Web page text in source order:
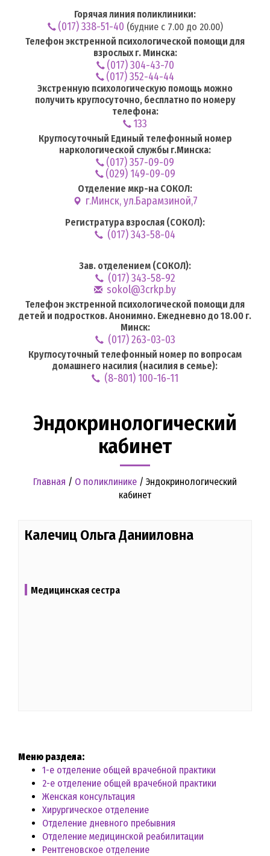
Горячая линия поликлиники:
(017) 338-51-40 (будние с 7.00 до 20.00)
Телефон экстренной психологической помощи для
взрослых г. Минска:
(017) 304-43-70
(017) 352-44-44
Экстренную психологическую помощь можно
получить круглосуточно, бесплатно по номеру
телефона:
133
Круглосуточный Единый телефонный номер
наркологической службы г.Минска:
(017) 357-09-09
(029) 149-09-09
Отделение мкр-на СОКОЛ:
г.Минск, ул.Барамзиной,7
Регистратура взрослая (СОКОЛ):
(017) 343-58-04
Зав. отделением (СОКОЛ):
(017) 343-58-92
sokol@3crkp.by
Телефон экстренной психологической помощи для
детей и подростков. Анонимно. Ежедневно до 18.00 г.
Минск:
(017) 263-03-03
Круглосуточный телефонный номер по вопросам
домашнего насилия (насилия в семье):
(8-801) 100-16-11
Эндокринологический
кабинет
Главная / О поликлинике / Эндокринологический
кабинет
Калечиц Ольга Данииловна
Медицинская сестра
Меню раздела:
1-е отделение общей врачебной практики
2-е отделение общей врачебной практики
Женская консультация
Хирургическое отделение
Отделение дневного пребывния
Отделение медицинской реабилитации
Рентгеновское отделение